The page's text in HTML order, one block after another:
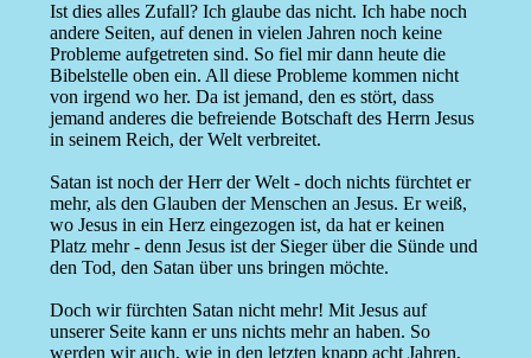
Ist dies alles Zufall? Ich glaube das nicht. Ich habe noch
andere Seiten, auf denen in vielen Jahren noch keine
Probleme aufgetreten sind. So fiel mir dann heute die
Bibelstelle oben ein. All diese Probleme kommen nicht
von irgend wo her. Da ist jemand, den es stört, dass
jemand anderes die befreiende Botschaft des Herrn Jesus
in seinem Reich, der Welt verbreitet.
Satan ist noch der Herr der Welt - doch nichts fürchtet er
mehr, als den Glauben der Menschen an Jesus. Er weiß,
wo Jesus in ein Herz eingezogen ist, da hat er keinen
Platz mehr - denn Jesus ist der Sieger über die Sünde und
den Tod, den Satan über uns bringen möchte.
Doch wir fürchten Satan nicht mehr! Mit Jesus auf
unserer Seite kann er uns nichts mehr an haben. So
werden wir auch, wie in den letzten knapp acht Jahren,